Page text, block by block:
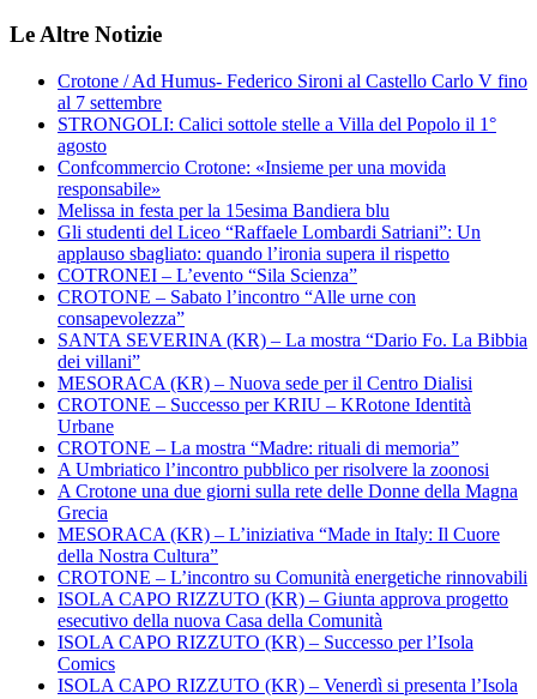
Le Altre Notizie
Crotone / Ad Humus- Federico Sironi al Castello Carlo V fino
al 7 settembre
STRONGOLI: Calici sottole stelle a Villa del Popolo il 1°
agosto
Confcommercio Crotone: «Insieme per una movida
responsabile»
Melissa in festa per la 15esima Bandiera blu
Gli studenti del Liceo “Raffaele Lombardi Satriani”: Un
applauso sbagliato: quando l’ironia supera il rispetto
COTRONEI – L’evento “Sila Scienza”
CROTONE – Sabato l’incontro “Alle urne con
consapevolezza”
SANTA SEVERINA (KR) – La mostra “Dario Fo. La Bibbia
dei villani”
MESORACA (KR) – Nuova sede per il Centro Dialisi
CROTONE – Successo per KRIU – KRotone Identità
Urbane
CROTONE – La mostra “Madre: rituali di memoria”
A Umbriatico l’incontro pubblico per risolvere la zoonosi
A Crotone una due giorni sulla rete delle Donne della Magna
Grecia
MESORACA (KR) – L’iniziativa “Made in Italy: Il Cuore
della Nostra Cultura”
CROTONE – L’incontro su Comunità energetiche rinnovabili
ISOLA CAPO RIZZUTO (KR) – Giunta approva progetto
esecutivo della nuova Casa della Comunità
ISOLA CAPO RIZZUTO (KR) – Successo per l’Isola
Comics
ISOLA CAPO RIZZUTO (KR) – Venerdì si presenta l’Isola